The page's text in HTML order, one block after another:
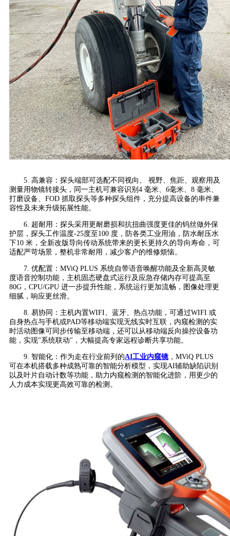
5. 高兼容：探头端部可选配不同视向、 视野、焦距、观察用及
测量用物镜转接头，同一主机可兼容识别4 毫米、6毫米、8 毫米、
打磨设备、FOD 抓取探头等多种探头组件，充分提高设备的串件兼
容性及未来升级拓展性能。
6. 超耐用：探头采用更耐磨损和抗扭曲强度更佳的钨丝做外保
护层，探头工作温度-25度至100 度，防各类工业用油，防水耐压水
下10 米，全新改版导向传动系统带来的更长更持久的导向寿命，可
适配严苛场景，整机非常耐用，减少客户的维修烦恼。
7. 优配置：MViQ PLUS 系统自带语音唤醒功能及全新高灵敏
度语音控制功能，主机固态硬盘式运行及应急存储内存可提高至
80G，CPU/GPU 进一步提升性能，系统运行更加流畅，图像处理更
细腻，响应更丝滑。
8. 易协同：主机内置WIFI、蓝牙、热点功能，可通过WIFI 或
自身热点与手机或PAD等移动端实现无线实时互联，内窥检测的实
时活动图像可同步传输至移动端，还可以从移动端反向操控设备功
能，实现"系统联动"，大幅提高专家远程诊断共享功能。
9. 智能化：作为走在行业前列的AI工业内窥镜 ，MViQ PLUS
可在本机搭载多种成熟可靠的智能分析模型，实现AI辅助缺陷识别
以及叶片自动计数等功能，助力内窥检测的智能化进阶，用更少的
人力成本实现更高效可靠的检测。